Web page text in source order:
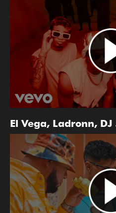
El Vega, Ladronn, DJ